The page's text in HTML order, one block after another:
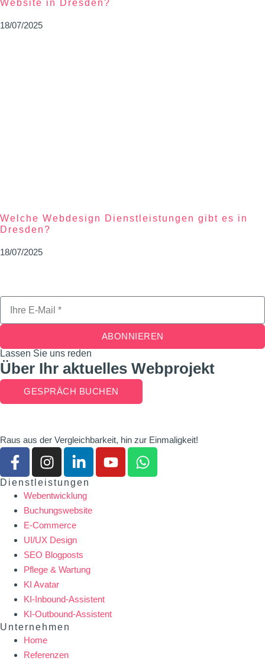
Website in Dresden?
18/07/2025
Welche Webdesign Dienstleistungen gibt es in
Dresden?
18/07/2025
ABONNIEREN
Lassen Sie uns reden
Über Ihr aktuelles Webprojekt
GESPRÄCH BUCHEN
Raus aus der Vergleichbarkeit, hin zur Einmaligkeit!
Dienstleistungen
Webentwicklung
Buchungswebsite
E-Commerce
UI/UX Design
SEO Blogposts
Pflege & Wartung
KI Avatar
KI-Inbound-Assistent
KI-Outbound-Assistent
Unternehmen
Home
Referenzen